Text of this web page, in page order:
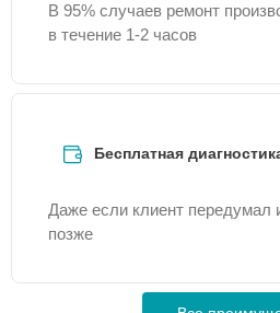
В 95% случаев ремонт
в течение 1-2 часов
Бесплатная
Даже если клиент передумал
позже